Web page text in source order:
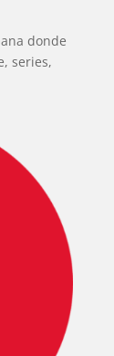
donde
series,